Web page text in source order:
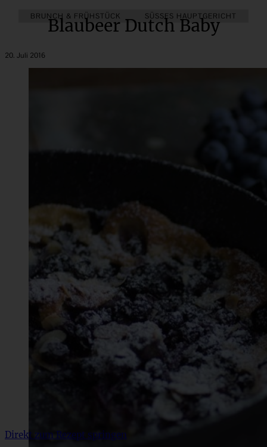
BRUNCH & FRÜHSTÜCK SÜSSES HAUPTGERICHT
Blaubeer Dutch Baby
20. Juli 2016
Direkt zum Rezept springen